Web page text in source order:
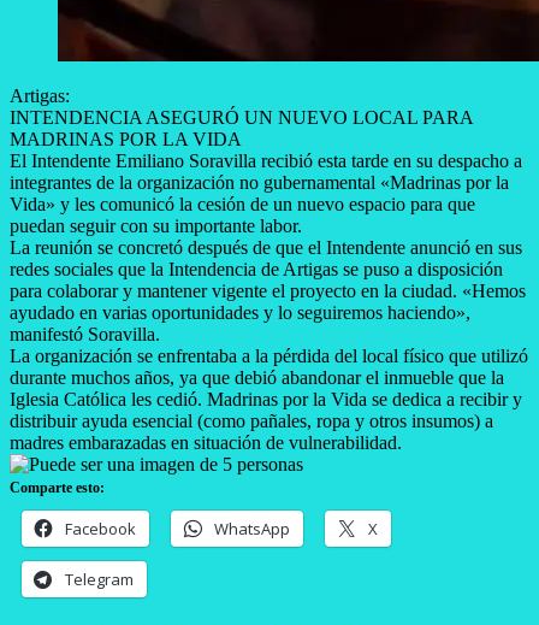
Artigas:
INTENDENCIA ASEGURÓ UN NUEVO LOCAL PARA
MADRINAS POR LA VIDA
El Intendente Emiliano Soravilla recibió esta tarde en su despacho a
integrantes de la organización no gubernamental «Madrinas por la
Vida» y les comunicó la cesión de un nuevo espacio para que
puedan seguir con su importante labor.
La reunión se concretó después de que el Intendente anunció en sus
redes sociales que la Intendencia de Artigas se puso a disposición
para colaborar y mantener vigente el proyecto en la ciudad. «Hemos
ayudado en varias oportunidades y lo seguiremos haciendo»,
manifestó Soravilla.
La organización se enfrentaba a la pérdida del local físico que utilizó
durante muchos años, ya que debió abandonar el inmueble que la
Iglesia Católica les cedió. Madrinas por la Vida se dedica a recibir y
distribuir ayuda esencial (como pañales, ropa y otros insumos) a
madres embarazadas en situación de vulnerabilidad.
Comparte esto:
Facebook WhatsApp X
Telegram